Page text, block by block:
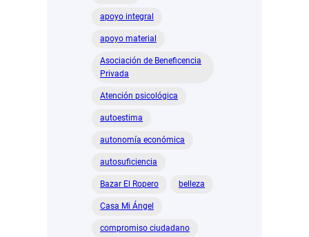
apoyo integral
apoyo material
Asociación de Beneficencia
Privada
Atención psicológica
autoestima
autonomía económica
autosuficiencia
Bazar El Ropero belleza
Casa Mi Ángel
compromiso ciudadano